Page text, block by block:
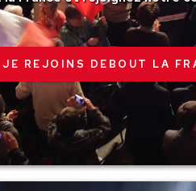
JE REJOINS DEBOUT LA